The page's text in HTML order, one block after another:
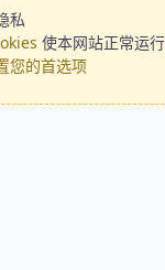
私
使本网站正常运
您的首选项